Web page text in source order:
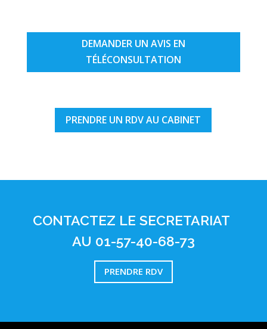
DEMANDER UN AVIS EN
TÉLÉCONSULTATION
PRENDRE UN RDV AU CABINET
CONTACTEZ LE SECRETARIAT
AU 01-57-40-68-73
PRENDRE RDV